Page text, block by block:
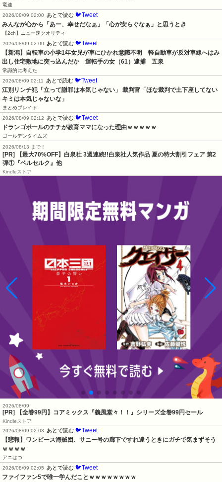
竜速
2026/08/09 02:00
あとで読む 🐦Tweet
みんなが心から「あー、幸せだなぁ」「心が安らぐなぁ」と思うとき
【2ch】ニュー速クオリティ
2026/08/09 02:00
あとで読む 🐦Tweet
【新潟】自転車の小学1年女児が車にひかれ意識不明　軽自動車が反対車線へはみ
出し住宅敷地に突っ込んだか　運転手の女（61）逮捕　五泉
常識的に考えた
2026/08/09 02:11
あとで読む 🐦Tweet
江別リンチ犯「立って謝罪は本気じゃない」 裁判官「ほな裁判で土下座してない
キミは本気じゃないな」
まとめブレイド
2026/08/09 02:12
あとで読む 🐦Tweet
ドランゴボールのチチが教育ママになった理由ｗｗｗｗｗ
ゴールデンタイムズ
2026/08/13 まで！
[PR]
【最大70%OFF】白泉社 3週連続!!白泉社人気作品 夏の特大割引フェア 第2
弾①『ベルセルク』他
Kindleストア
2026/08/09
[PR] 【全巻99円】コアミックス『義風堂々！！』シリーズ全巻99円セール
Kindleストア
2026/08/09 02:03
あとで読む 🐦Tweet
【悲報】ワンピース海賊団、サニー号の廊下ですれ違うときにガチで気まずそう
ｗｗｗｗ
アニはつ
2026/08/09 02:05
あとで読む 🐦Tweet
ファイファン5で唯一学んだことｗｗｗｗｗｗｗｗ